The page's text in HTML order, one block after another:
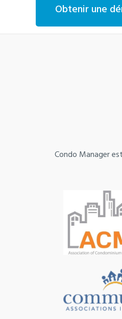
Obtenir une
Condo Manager